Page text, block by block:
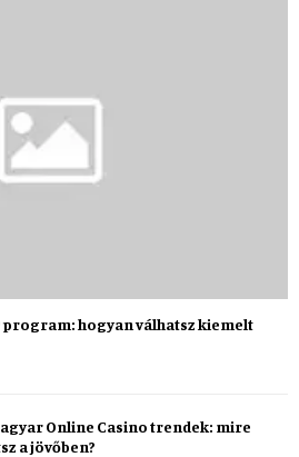
program: hogyan válhatsz kiemelt
Online Casino trendek: mire
a jövőben?